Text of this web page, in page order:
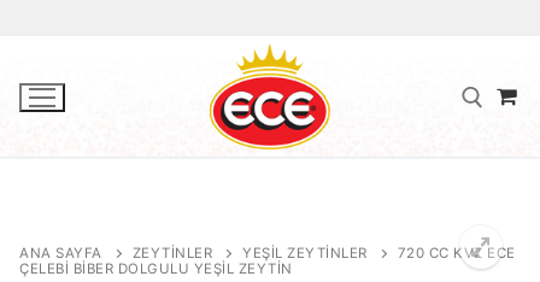
Ana Sayfa
ANA SAYFA ZEYTINLER YEŞIL ZEYTINLER
720 CC KVZ ECE
ÇELEBİ BİBER DOLGULU YEŞİL ZEYTİN